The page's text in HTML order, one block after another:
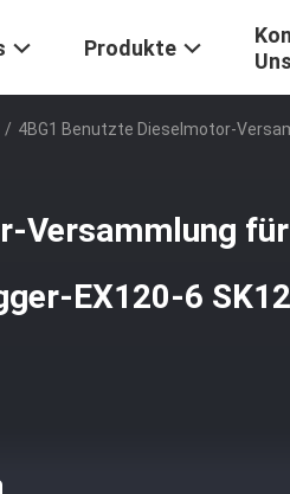
Produkte
Uns
/ 4BG1 Benutzte Dieselmotor-
Versammlung für
EX120-6